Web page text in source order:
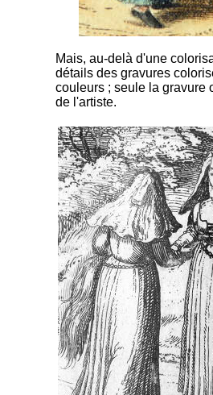
Mais, au-delà d'une
détails des gravures
couleurs ; seule la gravure
de l'artiste.